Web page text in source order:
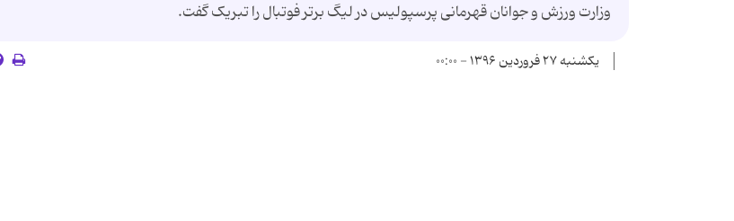
وزارت ورزش و جوانان قهرمانی پرسپولیس در لیگ برتر فوتبال را تبریک گفت.
یکشنبه ۲۷ فروردین ۱۳۹۶ - ۰۰:۰۰